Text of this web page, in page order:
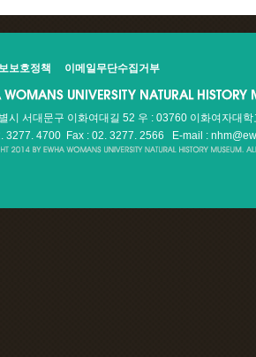
보호정책 이메일무단수집거부
시 서대문구 이화여대길 52 우 : 03760 이화여자대
3277. 4700 Fax : 02. 3277. 2566
E-mail :